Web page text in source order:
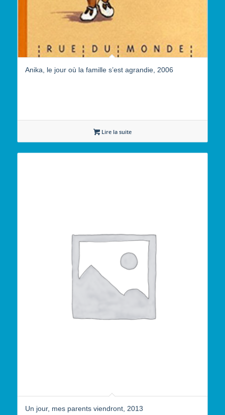
Anika, le jour où la famille s’est agrandie, 2006
Lire la suite
Un jour, mes parents viendront, 2013